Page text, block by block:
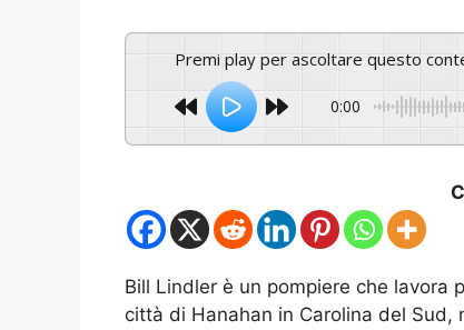
Premi play per ascoltare questo
0:00
Bill Lindler è un pompiere che lavora
città di Hanahan in Carolina del